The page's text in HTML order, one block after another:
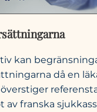
kan
då en
av franska